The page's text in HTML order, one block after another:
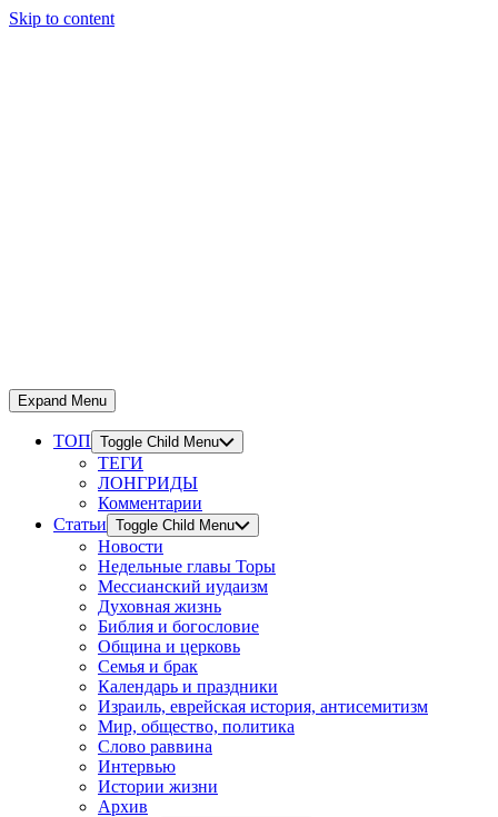
Skip to content
Expand Menu
ТОП Toggle Child Menu
ТЕГИ
ЛОНГРИДЫ
Комментарии
Статьи Toggle Child Menu
Новости
Недельные главы Торы
Мессианский иудаизм
Духовная жизнь
Библия и богословие
Община и церковь
Семья и брак
Календарь и праздники
Израиль, еврейская история, антисемитизм
Мир, общество, политика
Слово раввина
Интервью
Истории жизни
Архив